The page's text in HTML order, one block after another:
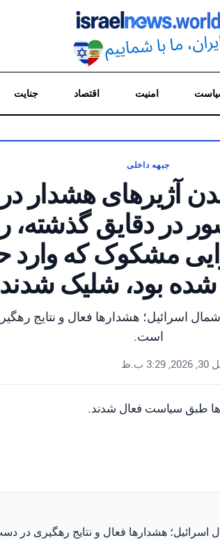
امنیت اقتصاد جنایت
جبهه داخلی
آژیرهای هشدار
در دقایق گذشته،
مشکوک که وارد
شده بود، شلیک
اسرائیل؛ هشدارها فعال و نتایج
است.
ب.ظ
طبق سیاست فعال شدند.
هشدارها فعال و نتایج رهگیری در